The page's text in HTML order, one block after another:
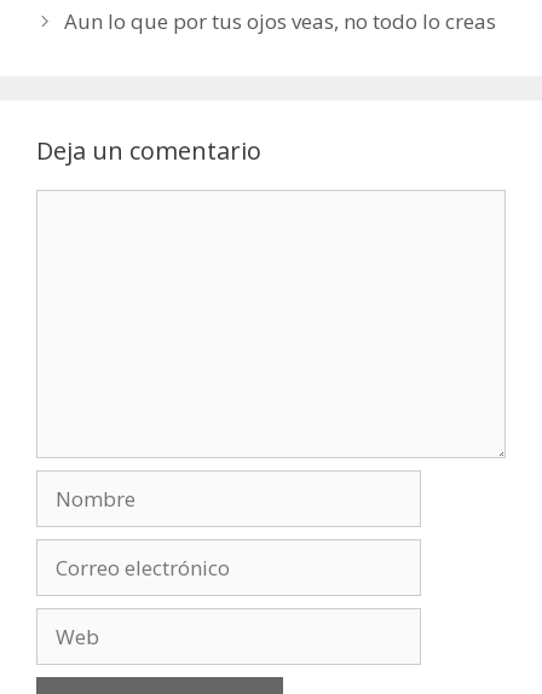
Aun lo que por tus ojos veas, no todo lo creas
Deja un comentario
electrónico